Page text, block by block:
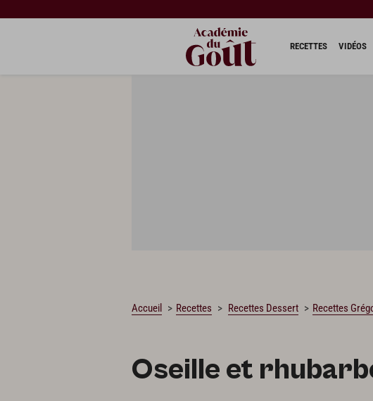
RECETTES VIDÉOS
Accueil Recettes Recettes Dessert Recettes
Oseille et
CHARGEMENT…